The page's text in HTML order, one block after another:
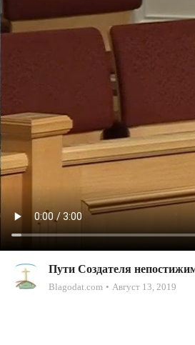
Пути Создателя
Blagodat.com Август 13, 2019